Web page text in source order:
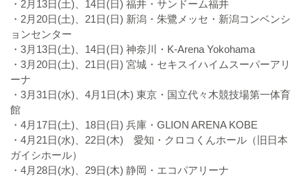
・2月13日(土)、14日(日) 福井・サンドーム福井
・2月20日(土)、21日(日) 新潟・朱鷺メッセ・新潟コンベンシ
ョンセンター
・3月13日(土)、14日(日) 神奈川・K-Arena Yokohama
・3月20日(土)、21日(日) 宮城・セキスイハイムスーパーアリ
ーナ
・3月31日(水)、4月1日(木) 東京・国立代々木競技場第一体育
館
・4月17日(土)、18日(日) 兵庫・GLION ARENA KOBE
・4月21日(水)、22日(木) 愛知・クロコくんホール（旧日本
ガイシホール）
・4月28日(水)、29日(木) 静岡・エコパアリーナ